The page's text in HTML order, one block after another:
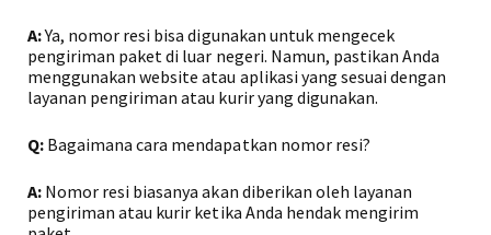
A:Ya, nomor resi bisa digunakan untuk mengecek
pengiriman paket di luar negeri. Namun, pastikan Anda
menggunakan website atau aplikasi yang sesuai dengan
layanan pengiriman atau kurir yang digunakan.
Q: Bagaimana cara mendapatkan nomor resi?
A: Nomor resi biasanya akan diberikan oleh layanan
pengiriman atau kurir ketika Anda hendak mengirim